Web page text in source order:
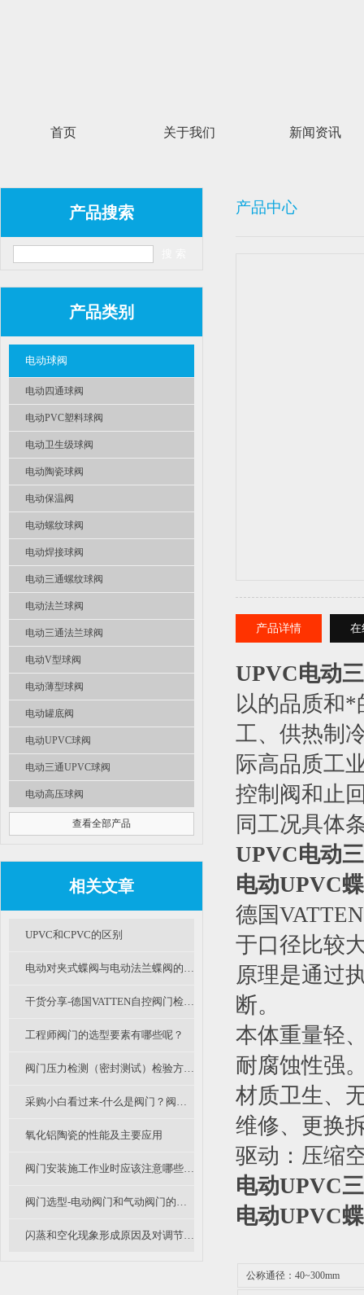
首页 关于我们 新闻资讯
产品搜索
产品类别
电动球阀
电动四通球阀
电动PVC塑料球阀
电动卫生级球阀
电动陶瓷球阀
电动保温阀
电动螺纹球阀
电动焊接球阀
电动三通螺纹球阀
电动法兰球阀
电动三通法兰球阀
电动V型球阀
电动薄型球阀
电动罐底阀
电动UPVC球阀
电动三通UPVC球阀
电动高压球阀
查看全部产品
相关文章
UPVC和CPVC的区别
电动对夹式蝶阀与电动法兰蝶阀的区别及选用
干货分享-德国VATTEN自控阀门检修规程（一）
工程师阀门的选型要素有哪些呢？
阀门压力检测（密封测试）检验方法（B篇）
采购小白看过来-什么是阀门？阀门是什么意思？阀门怎么分类的呢？
氧化铝陶瓷的性能及主要应用
阀门安装施工作业时应该注意哪些事项呢？
阀门选型-电动阀门和气动阀门的优缺点比较
闪蒸和空化现象形成原因及对调节阀影响有哪些？
产品中心
产品详情 在
UPVC电动
以的品质和*
工、供热制
际高品质工
控制阀和止
同工况具体
UPVC电动
电动UPVC
德国
于口径比较
原理是通过
断。
本体重量轻
耐腐蚀性强
材质卫生、
维修、更换
驱动：压缩
电动UPVC
电动UPVC
公称通径：40~300mm